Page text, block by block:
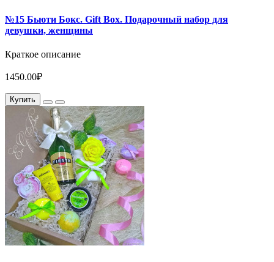
№15 Бьюти Бокс. Gift Box. Подарочный набор для
девушки, женщины
Краткое описание
1450.00₽
Купить